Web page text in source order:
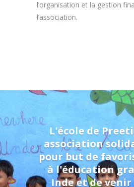
l’organisation et la gestion
l’association.
L'école de
association
pour but de
à l'éducation
Inde et de venir